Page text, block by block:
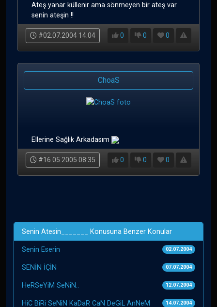
Ateş yanar küllenir ama sönmeyen bir ateş var
senin ateşin !!
#02.07.2004 14:04 0 0 0
ChoaS
Ellerine Sağlık Arkadasım
#16.05.2005 08:35 0 0 0
Senin Atesin_______ Konusuna Benzer Konular
Senin Eserin 02.07.2004
SENİN İÇİN 07.07.2004
HeRSeYiM SeNiN.. 12.07.2004
HiC BiRi SeNiN KaDaR CaN DeGiL AnNeM 14.07.2004